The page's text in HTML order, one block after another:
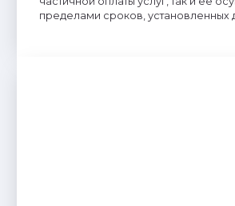
пределами сроков, установленных